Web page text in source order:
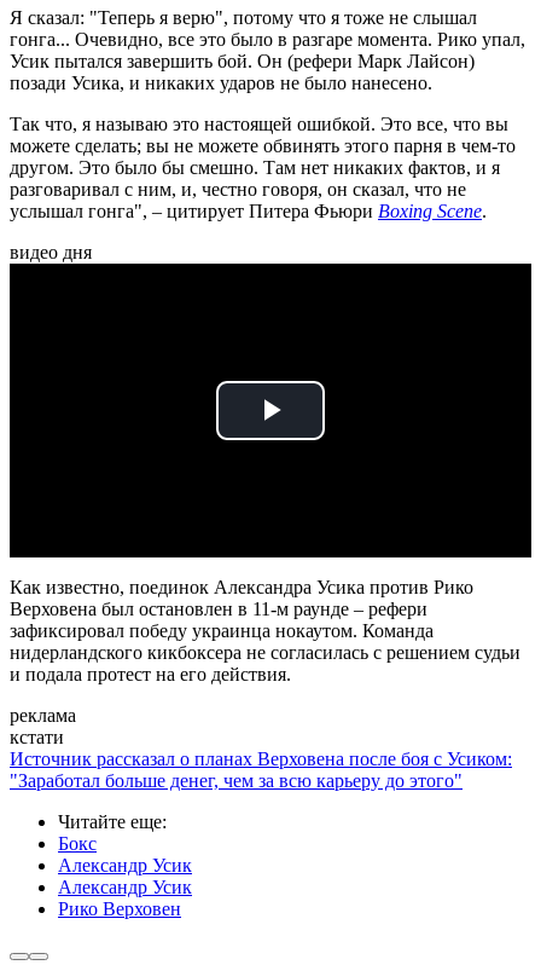
Я сказал: "Теперь я верю", потому что я тоже не слышал
гонга... Очевидно, все это было в разгаре момента. Рико упал,
Усик пытался завершить бой. Он (рефери Марк Лайсон)
позади Усика, и никаких ударов не было нанесено.
Так что, я называю это настоящей ошибкой. Это все, что вы
можете сделать; вы не можете обвинять этого парня в чем-то
другом. Это было бы смешно. Там нет никаких фактов, и я
разговаривал с ним, и, честно говоря, он сказал, что не
услышал гонга", – цитирует Питера Фьюри Boxing Scene.
видео дня
Play
Как известно, поединок Александра Усика против Рико
Верховена был остановлен в 11-м раунде – рефери
зафиксировал победу украинца нокаутом. Команда
нидерландского кикбоксера не согласилась с решением судьи
и подала протест на его действия.
реклама
кстати
Источник рассказал о планах Верховена после боя с Усиком:
"Заработал больше денег, чем за всю карьеру до этого"
Читайте еще:
Бокс
Александр Усик
Александр Усик
Рико Верховен